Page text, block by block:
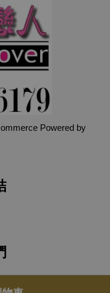
Powered by